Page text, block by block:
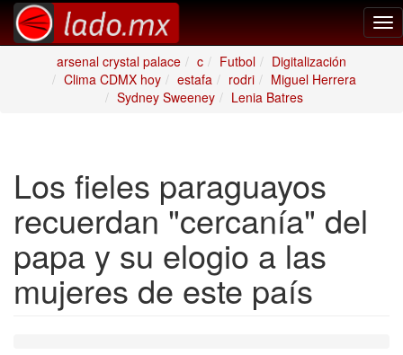
arsenal crystal palace
c Futbol
Digitalización
Clima CDMX hoy
estafa rodri
Miguel Herrera
Sydney Sweeney
Lenia Batres
Los fieles paraguayos
recuerdan "cercanía" del
papa y su elogio a las
mujeres de este país